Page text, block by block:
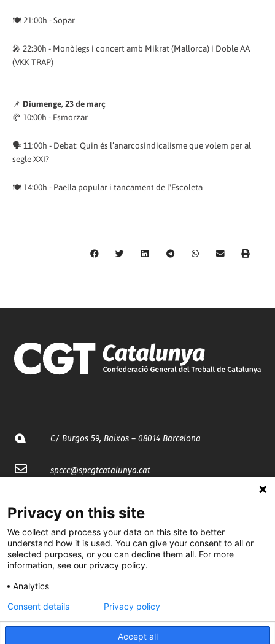
🍽 21:00h - Sopar
🎤 22:30h - Monòlegs i concert amb Mikrat (Mallorca) i Doble AA
(VKK TRAP)
📌 Diumenge, 23 de març
🥐 10:00h - Esmorzar
🗣 11:00h - Debat: Quin és l’anarcosindicalisme que volem per al
segle XXI?
🍽 14:00h - Paella popular i tancament de l'Escoleta
C/ Burgos 59, Baixos – 08014 Barcelona
spccc@spcgtcatalunya.cat
@CGTCatalunya
cgtcatalunya
CGTCatalunya
cgtcatalunya
Privacy on this site
We collect and process your data on this site to better
understand how it is used. You can give your consent to all or
selected purposes, or you can decline them all. For more
information, see our privacy policy.
Analytics
Accept all
Consent details Privacy policy